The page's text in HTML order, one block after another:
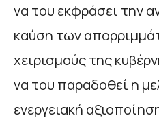
να του εκφράσει την
καύση των
χειρισμούς της
να του παραδοθεί η
ενεργειακή